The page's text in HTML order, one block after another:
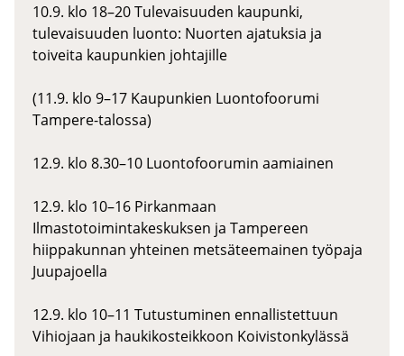
10.9. klo 18–20 Tulevaisuuden kaupunki,
tulevaisuuden luonto: Nuorten ajatuksia ja
toiveita kaupunkien johtajille
(11.9. klo 9–17 Kaupunkien Luontofoorumi
Tampere-talossa)
12.9. klo 8.30–10 Luontofoorumin aamiainen
12.9. klo 10–16 Pirkanmaan
Ilmastotoimintakeskuksen ja Tampereen
hiippakunnan yhteinen metsäteemainen työpaja
Juupajoella
12.9. klo 10–11 Tutustuminen ennallistettuun
Vihiojaan ja haukikosteikkoon Koivistonkylässä